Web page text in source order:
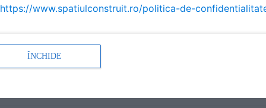
Izolatie fonica pentru pardoseala
apartament
https://www.spatiulconstruit.ro/politica-de-
ÎNCHIDE